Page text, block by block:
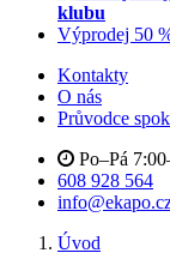
klubu
Výprodej 50
Kontakty
O nás
Průvodce
Po–Pá
608 928 564
Úvod